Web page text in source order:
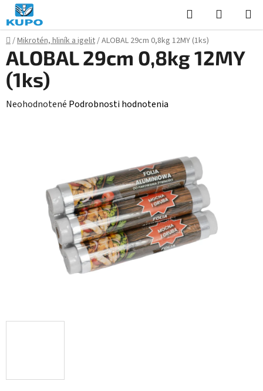
Prejsť
na
obsah
Hľadať
KOŠÍK
Domov
/Mikrotén, hliník a igelit/ALOBAL 29cm 0,8kg 12MY (1ks)
ALOBAL 29cm 0,8kg 12MY
(1ks)
Priemerné
hviezdičiek.
Neohodnotené Podrobnosti hodnotenia